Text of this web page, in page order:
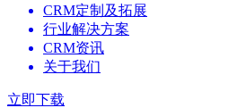
CRM定制及拓展
行业解决方案
CRM资讯
关于我们
立即下载